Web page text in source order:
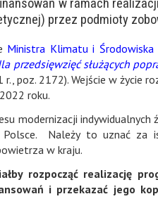
w ramach
przez podmioty
Ministra Klimatu i
przedsięwzięć służących
r., poz. 2172). Wejście w życie
roku.
modernizacji indywidualnych
Należy to uznać za
w kraju.
rozpocząć realizację
i przekazać jego